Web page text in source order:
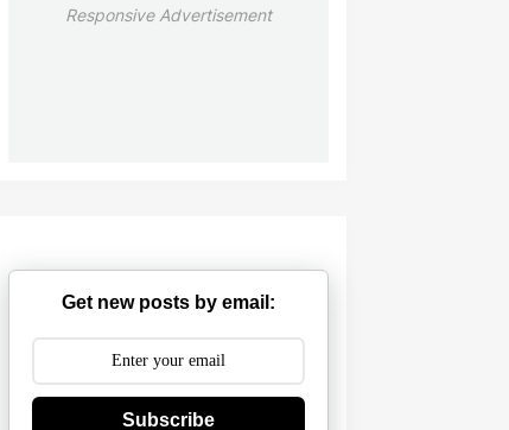
Responsive Advertisement
Get new posts by email:
Subscribe